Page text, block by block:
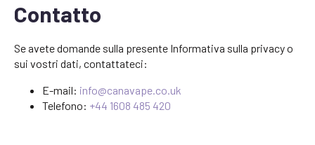
Contatto
Se avete domande sulla presente Informativa sulla privacy o
sui vostri dati, contattateci:
E-mail: info@canavape.co.uk
Telefono: +44 1608 485 420